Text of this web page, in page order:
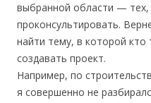
выбранной области —
проконсультировать.
найти тему, в которой кто
создавать проект.
Например, по
я совершенно не